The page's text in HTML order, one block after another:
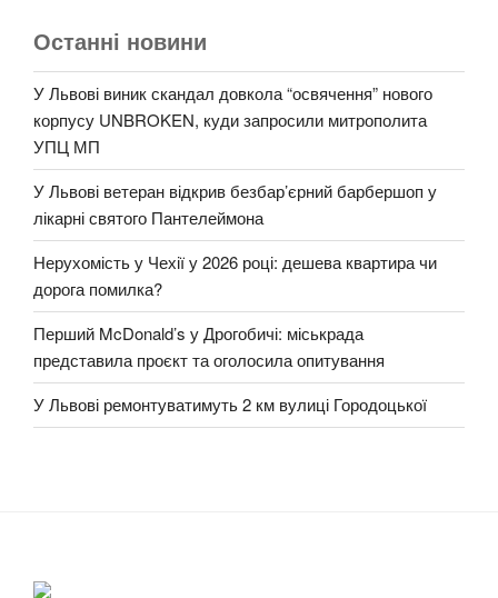
Останні новини
У Львові виник скандал довкола “освячення” нового
корпусу UNBROKEN, куди запросили митрополита
УПЦ МП
У Львові ветеран відкрив безбар’єрний барбершоп у
лікарні святого Пантелеймона
Нерухомість у Чехії у 2026 році: дешева квартира чи
дорога помилка?
Перший McDonald’s у Дрогобичі: міськрада
представила проєкт та оголосила опитування
У Львові ремонтуватимуть 2 км вулиці Городоцької